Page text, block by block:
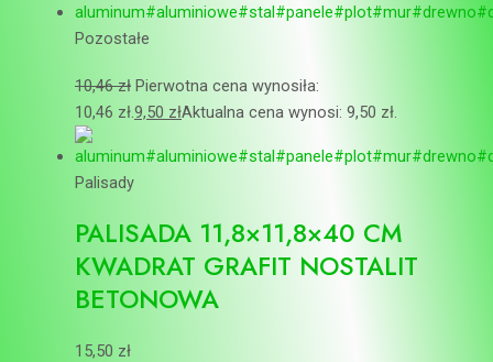
Pozostałe
10,46zł Pierwotna cena wynosiła:
10,46 zł.9,50 złAktualna cena wynosi: 9,50 zł.
Palisady
PALISADA 11,8×11,8×40 CM
KWADRAT GRAFIT NOSTALIT
BETONOWA
15,50 zł